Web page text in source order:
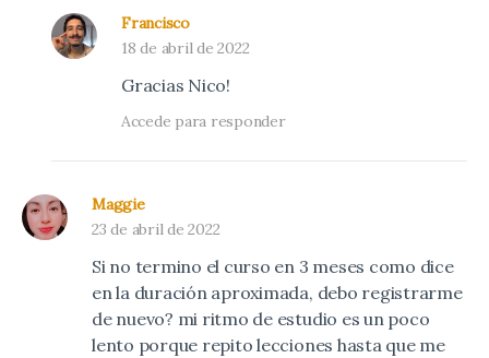
Francisco
18 de abril de 2022
Gracias Nico!
Accede para responder
Maggie
23 de abril de 2022
Si no termino el curso en 3 meses como dice
en la duración aproximada, debo registrarme
de nuevo? mi ritmo de estudio es un poco
lento porque repito lecciones hasta que me